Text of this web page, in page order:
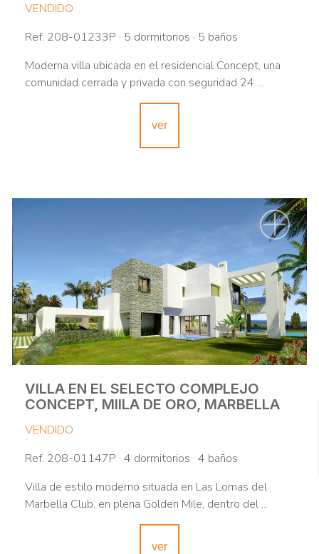
VENDIDO
Ref. 208-01233P · 5 dormitorios · 5 baños
Moderna villa ubicada en el residencial Concept, una
comunidad cerrada y privada con seguridad 24 ...
ver
VILLA EN EL SELECTO COMPLEJO
CONCEPT, MIILA DE ORO, MARBELLA
VENDIDO
Ref. 208-01147P · 4 dormitorios · 4 baños
Villa de estilo moderno situada en Las Lomas del
Marbella Club, en plena Golden Mile, dentro del ...
ver